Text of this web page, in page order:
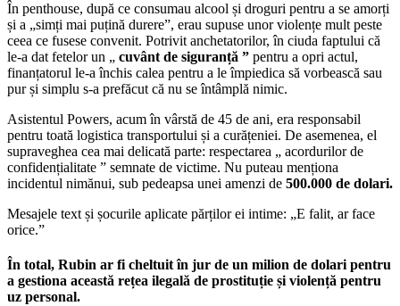
În penthouse, după ce consumau alcool și droguri pentru a se amorți
și a „simți mai puțină durere”, erau supuse unor violențe mult peste
ceea ce fusese convenit. Potrivit anchetatorilor, în ciuda faptului că
le-a dat fetelor un „ cuvânt de siguranță ” pentru a opri actul,
finanțatorul le-a închis calea pentru a le împiedica să vorbească sau
pur și simplu s-a prefăcut că nu se întâmplă nimic.
Asistentul Powers, acum în vârstă de 45 de ani, era responsabil
pentru toată logistica transportului și a curățeniei. De asemenea, el
supraveghea cea mai delicată parte: respectarea „ acordurilor de
confidențialitate ” semnate de victime. Nu puteau menționa
incidentul nimănui, sub pedeapsa unei amenzi de 500.000 de dolari.
Mesajele text și șocurile aplicate părților ei intime: „E falit, ar face
orice.”
În total, Rubin ar fi cheltuit în jur de un milion de dolari pentru
a gestiona această rețea ilegală de prostituție și violență pentru
uz personal.